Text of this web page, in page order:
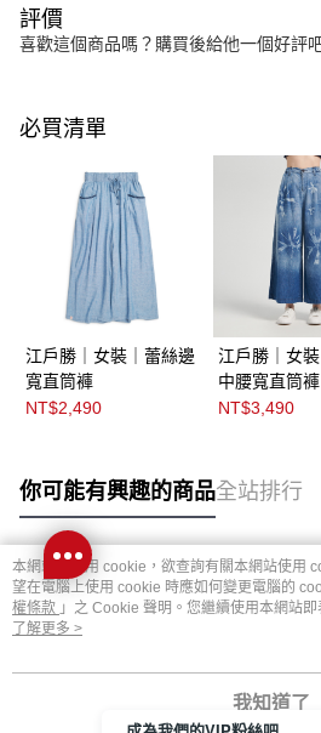
評價
喜歡這個商品嗎？購買後給他一個好評
必買清單
江戶勝｜女裝｜蕾絲邊
寬直筒褲
NT$2,490
江戶勝｜女
中腰寬直筒褲
NT$3,490
你可能有興趣的商品全站排行
熱門標籤
本網站中使用 cookie，欲查詢有關本網站使用
望在電腦上使用 cookie 時應如何變更電腦的
權條款 」之 Cookie 聲明。您繼續使用本網站
用條款之 Cookie 聲明使用 cookie。
了解更多 >
我知道了